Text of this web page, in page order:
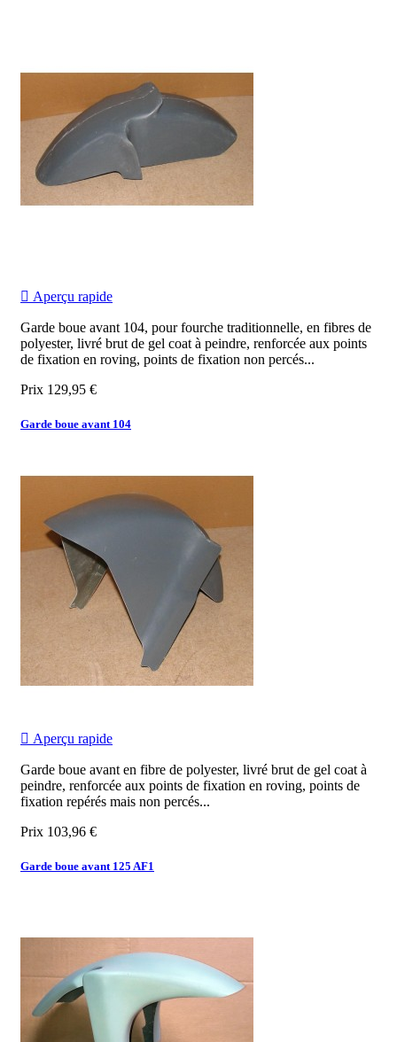
 Aperçu rapide
Garde boue avant 104, pour fourche traditionnelle, en fibres de
polyester, livré brut de gel coat à peindre, renforcée aux points
de fixation en roving, points de fixation non percés...
Prix 129,95 €
Garde boue avant 104
 Aperçu rapide
Garde boue avant en fibre de polyester, livré brut de gel coat à
peindre, renforcée aux points de fixation en roving, points de
fixation repérés mais non percés...
Prix 103,96 €
Garde boue avant 125 AF1